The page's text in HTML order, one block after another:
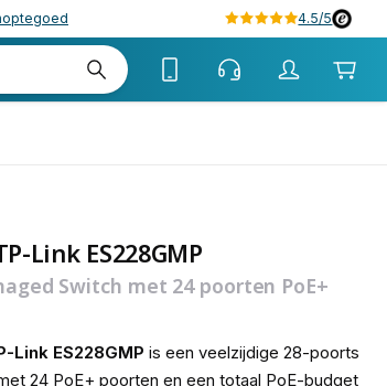
4.5/5
Link ES228GMP
Switch met 24 poorten PoE+
Link ES228GMP is een veelzijdige 28-poorts
24 PoE+ poorten en een totaal PoE-budget